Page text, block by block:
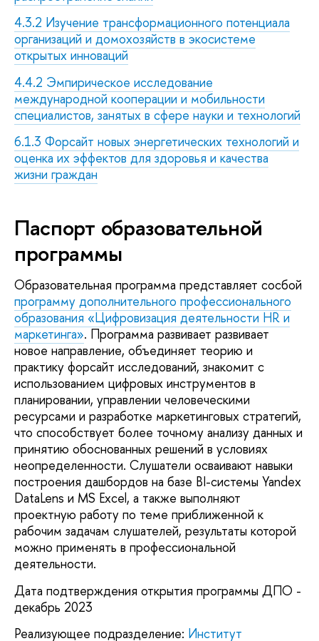
4.3.2 Изучение трансформационного потенциала
организаций и домохозяйств в экосистеме
открытых инноваций
4.4.2 Эмпирическое исследование
международной кооперации и мобильности
специалистов, занятых в сфере науки и технологий
6.1.3 Форсайт новых энергетических технологий и
оценка их эффектов для здоровья и качества
жизни граждан
Паспорт образовательной
программы
Образовательная программа представляет сосбой
программу дополнительного профессионального
образования «Цифровизация деятельности HR и
маркетинга». Программа развивает развивает
новое направление, объединяет теорию и
практику форсайт исследований, знакомит с
использованием цифровых инструментов в
планировании, управлении человеческими
ресурсами и разработке маркетинговых стратегий,
что способствует более точному анализу данных и
принятию обоснованных решений в условиях
неопределенности. Слушатели осваивают навыки
построения дашбордов на базе BI-системы Yandex
DataLens и MS Excel, а также выполняют
проектную работу по теме приближенной к
рабочим задачам слушателей, результаты которой
можно применять в профессиональной
деятельности.
Дата подтверждения открытия программы ДПО -
декабрь 2023
Реализующее подразделение: Институт